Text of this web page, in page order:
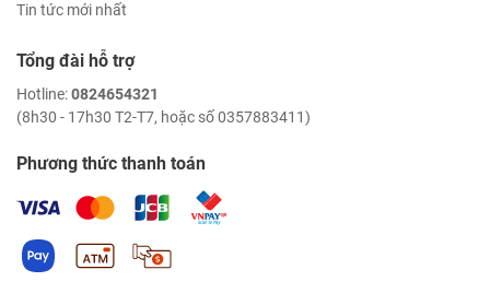
Tin tức mới nhất
Tổng đài hỗ trợ
Hotline:0824654321
(8h30 - 17h30 T2-T7, hoặc số 0357883411)
Phương thức thanh toán